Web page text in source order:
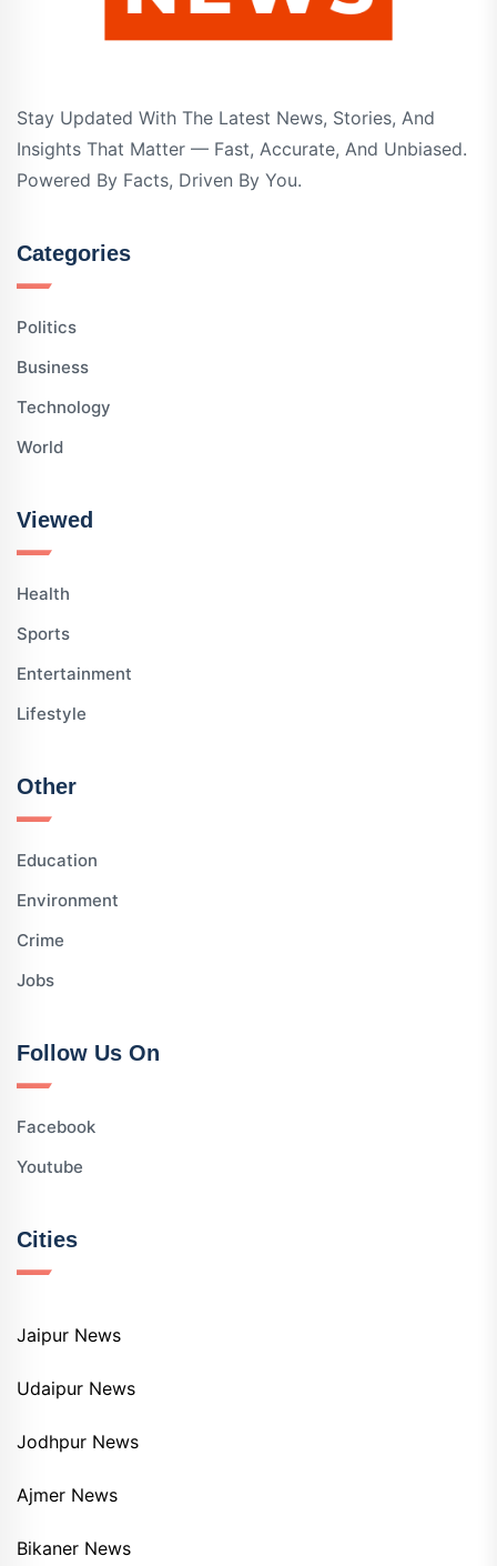
Stay Updated With The Latest News, Stories, And
Insights That Matter — Fast, Accurate, And Unbiased.
Powered By Facts, Driven By You.
Categories
Politics
Business
Technology
World
Viewed
Health
Sports
Entertainment
Lifestyle
Other
Education
Environment
Crime
Jobs
Follow Us On
Facebook
Youtube
Cities
Jaipur News
Udaipur News
Jodhpur News
Ajmer News
Bikaner News